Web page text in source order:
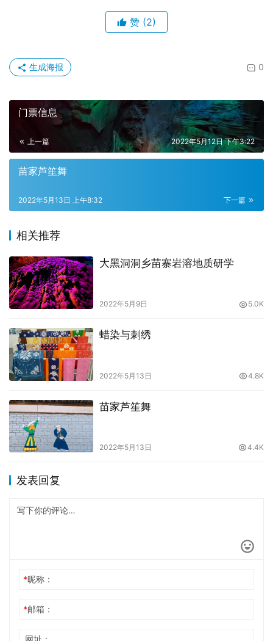
赞 (2)
0
生成海报
门票信息
上一篇 2022年5月12日 下午3:22
苗家芦笙舞
下一篇
2022年5月13日 上午8:32
相关推荐
大黑洞洞乡苗寨岩溶地质研学
2022年5月9日 5.0K
蜡染与刺绣
2022年5月13日 4.8K
苗家芦笙舞
2022年5月13日 4.4K
发表回复
*昵称：
*邮箱：
网址：